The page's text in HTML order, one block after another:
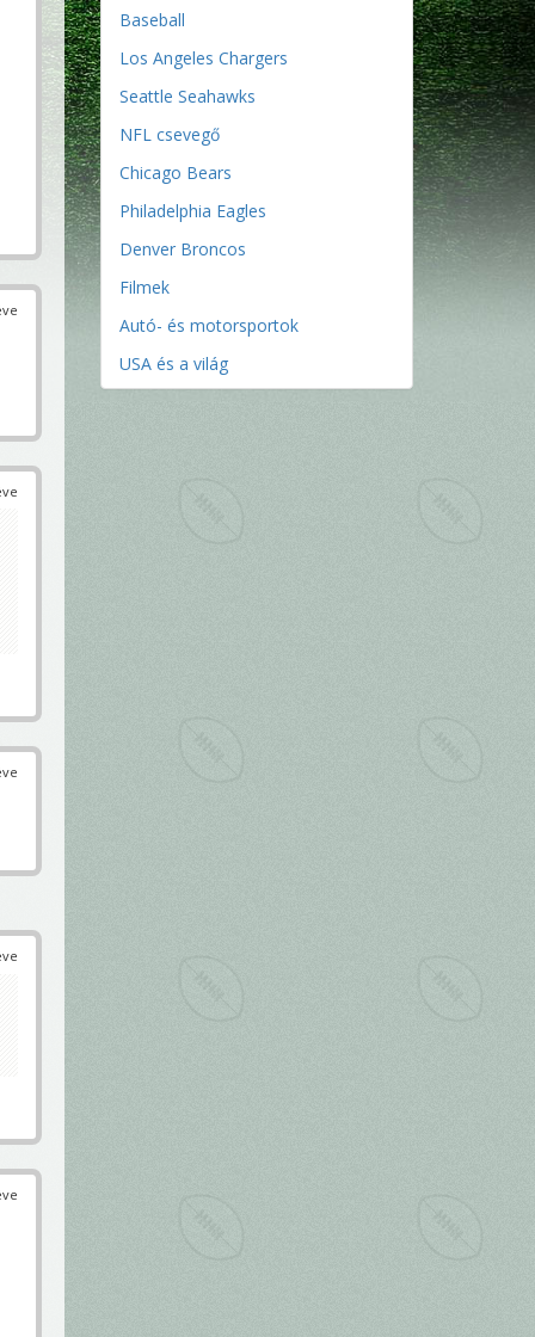
Baseball
Los Angeles Chargers
Seattle Seahawks
NFL csevegő
Chicago Bears
Philadelphia Eagles
Denver Broncos
Filmek
Autó- és motorsportok
USA és a világ